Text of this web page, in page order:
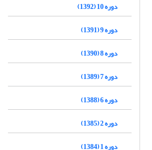
دوره 10 (1392)
دوره 9 (1391)
دوره 8 (1390)
دوره 7 (1389)
دوره 6 (1388)
دوره 2 (1385)
دوره 1 (1384)